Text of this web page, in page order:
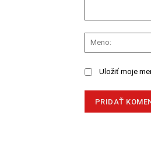
Uložiť moje